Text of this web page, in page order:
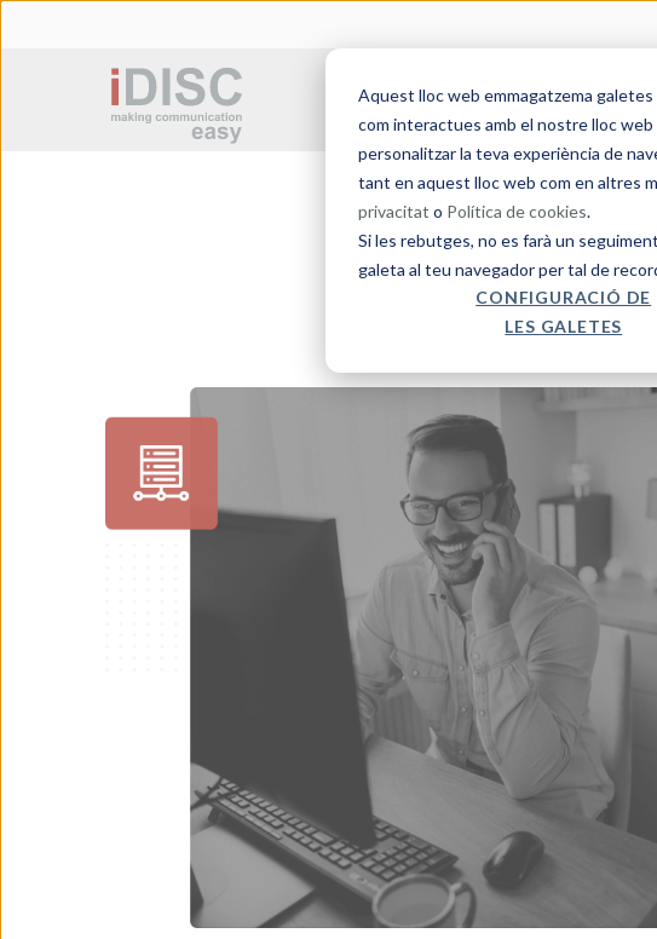
Aquest lloc web emmagatzema
com interactues amb el nostre lloc
personalitzar la teva experiència de
tant en aquest lloc web com en altres
privacitat o Política de cookies.
Si les rebutges, no es farà un
galeta al teu navegador per tal de
CONFIGURACIÓ DE
LES GALETES
Traducció jurada Serveis